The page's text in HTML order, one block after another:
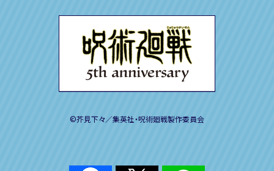
©芥見下々／集英社・呪術廻戦製作委員会